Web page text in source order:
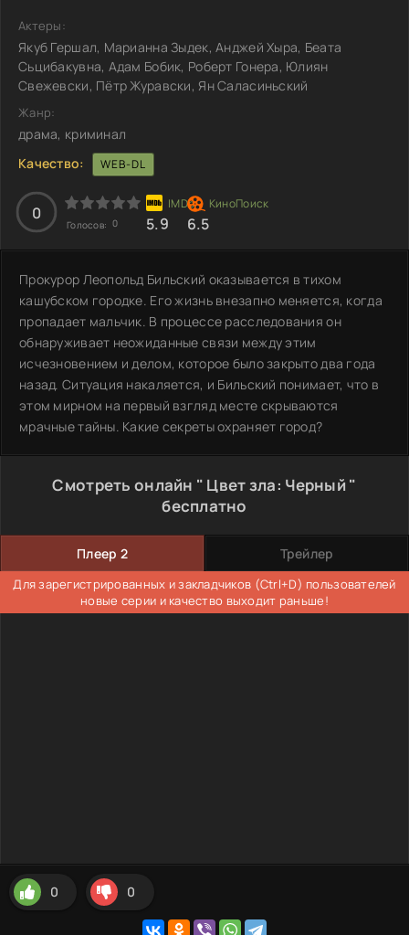
Актеры:
Якуб Гершал, Марианна Зыдек, Анджей Хыра, Беата
Сьцибакувна, Адам Бобик, Роберт Гонера, Юлиян
Свежевски, Пётр Журавски, Ян Саласиньский
Жанр:
драма, криминал
Качество:
WEB-DL
0
Голосов: 0 5.9 6.5
Прокурор Леопольд Бильский оказывается в тихом
кашубском городке. Его жизнь внезапно меняется, когда
пропадает мальчик. В процессе расследования он
обнаруживает неожиданные связи между этим
исчезновением и делом, которое было закрыто два года
назад. Ситуация накаляется, и Бильский понимает, что в
этом мирном на первый взгляд месте скрываются
мрачные тайны. Какие секреты охраняет город?
Смотреть онлайн " Цвет зла: Черный "
бесплатно
Плеер 2 Трейлер
Для зарегистрированных и закладчиков (Ctrl+D) пользователей
новые серии и качество выходит раньше!
0 0